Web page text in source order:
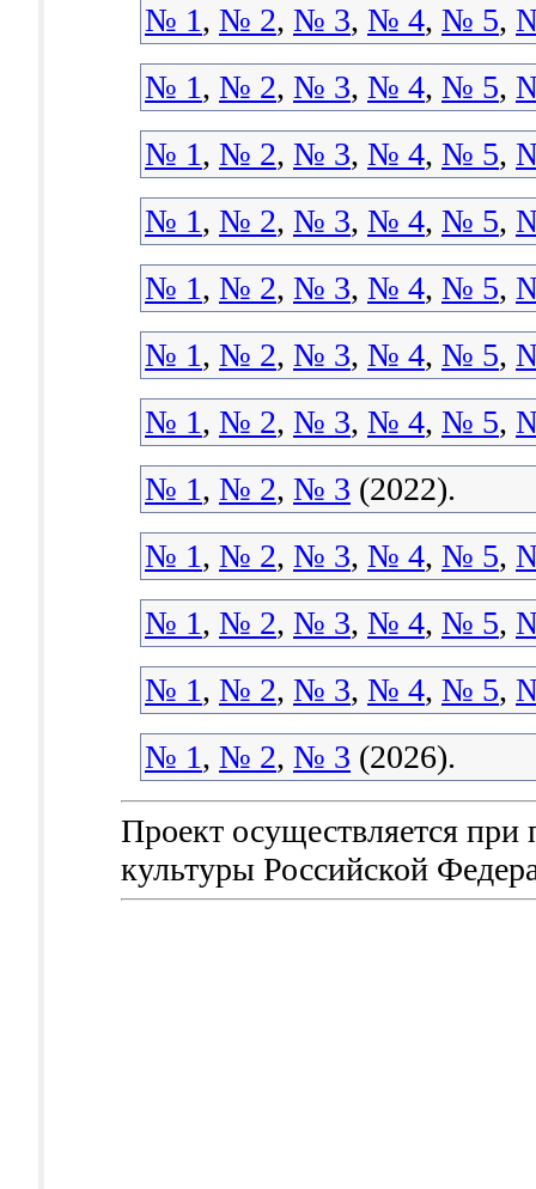
№ 1, № 2, № 3, № 4, № 5,
№ 1, № 2, № 3, № 4, № 5,
№ 1, № 2, № 3, № 4, № 5,
№ 1, № 2, № 3, № 4, № 5,
№ 1, № 2, № 3, № 4, № 5,
№ 1, № 2, № 3, № 4, № 5,
№ 1, № 2, № 3, № 4, № 5,
№ 1, № 2, № 3 (2022).
№ 1, № 2, № 3, № 4, № 5,
№ 1, № 2, № 3, № 4, № 5,
№ 1, № 2, № 3, № 4, № 5,
№ 1, № 2, № 3 (2026).
Проект осуществляется
культуры Российской